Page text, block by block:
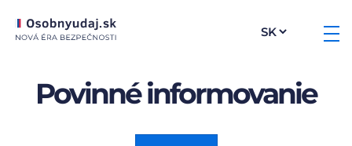
Povinné informovanie